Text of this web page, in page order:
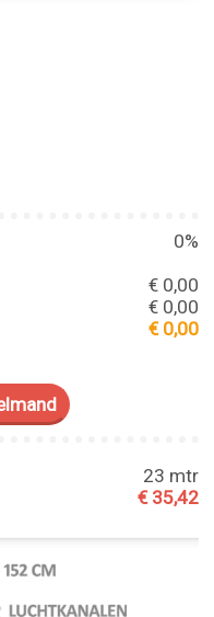
0%
€ 0,00
€ 0,00
€ 0,00
23 mtr
€ 35,42